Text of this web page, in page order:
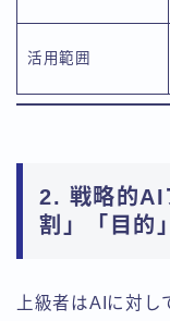
活用範囲
2. 戦略的AI
割」「目的
上級者はAIに対